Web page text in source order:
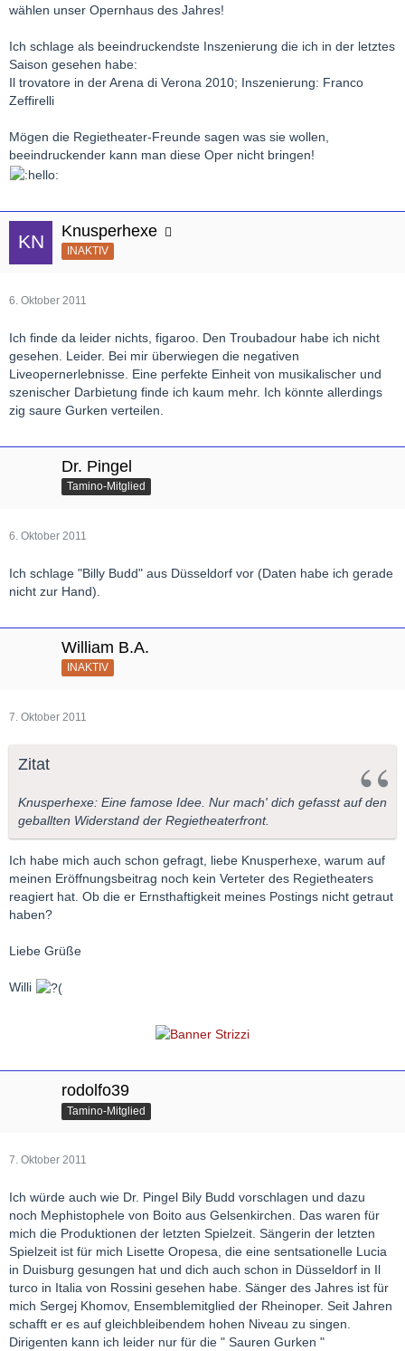
wählen unser Opernhaus des Jahres!
Ich schlage als beeindruckendste Inszenierung die ich in der letztes
Saison gesehen habe:
Il trovatore in der Arena di Verona 2010; Inszenierung: Franco
Zeffirelli
Mögen die Regietheater-Freunde sagen was sie wollen,
beeindruckender kann man diese Oper nicht bringen!
Knusperhexe
INAKTIV
6. Oktober 2011
Ich finde da leider nichts, figaroo. Den Troubadour habe ich nicht
gesehen. Leider. Bei mir überwiegen die negativen
Liveopernerlebnisse. Eine perfekte Einheit von musikalischer und
szenischer Darbietung finde ich kaum mehr. Ich könnte allerdings
zig saure Gurken verteilen.
Dr. Pingel
Tamino-Mitglied
6. Oktober 2011
Ich schlage "Billy Budd" aus Düsseldorf vor (Daten habe ich gerade
nicht zur Hand).
William B.A.
INAKTIV
7. Oktober 2011
Zitat
Knusperhexe: Eine famose Idee. Nur mach' dich gefasst auf den
geballten Widerstand der Regietheaterfront.
Ich habe mich auch schon gefragt, liebe Knusperhexe, warum auf
meinen Eröffnungsbeitrag noch kein Verteter des Regietheaters
reagiert hat. Ob die er Ernsthaftigkeit meines Postings nicht getraut
haben?
Liebe Grüße
Willi
rodolfo39
Tamino-Mitglied
7. Oktober 2011
Ich würde auch wie Dr. Pingel Bily Budd vorschlagen und dazu
noch Mephistophele von Boito aus Gelsenkirchen. Das waren für
mich die Produktionen der letzten Spielzeit. Sängerin der letzten
Spielzeit ist für mich Lisette Oropesa, die eine sentsationelle Lucia
in Duisburg gesungen hat und dich auch schon in Düsseldorf in Il
turco in Italia von Rossini gesehen habe. Sänger des Jahres ist für
mich Sergej Khomov, Ensemblemitglied der Rheinoper. Seit Jahren
schafft er es auf gleichbleibendem hohen Niveau zu singen.
Dirigenten kann ich leider nur für die " Sauren Gurken "